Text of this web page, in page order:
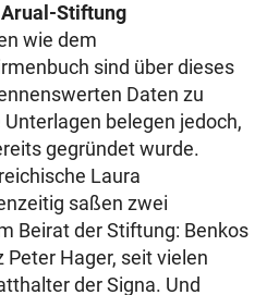
Stiftung
wie dem
sind über dieses
Daten zu
belegen jedoch,
gegründet wurde.
Laura
saßen zwei
Beirat der Stiftung: Benkos
Hager, seit vielen
der Signa. Und